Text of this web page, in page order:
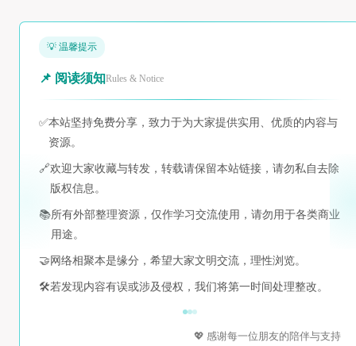
💡 温馨提示
📌 阅读须知Rules & Notice
✅本站坚持免费分享，致力于为大家提供实用、优质的内容与
资源。
🔗欢迎大家收藏与转发，转载请保留本站链接，请勿私自去除
版权信息。
📚所有外部整理资源，仅作学习交流使用，请勿用于各类商业
用途。
🤝 网络相聚本是缘分，希望大家文明交流，理性浏览。
🛠️若发现内容有误或涉及侵权，我们将第一时间处理整改。
💖 感谢每一位朋友的陪伴与支持